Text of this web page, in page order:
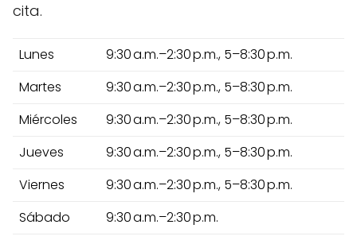
cita.
Lunes
9:30 a.m.–2:30 p.m., 5–8:30 p.m.
Martes
9:30 a.m.–2:30 p.m., 5–8:30 p.m.
Miércoles
9:30 a.m.–2:30 p.m., 5–8:30 p.m.
Jueves
9:30 a.m.–2:30 p.m., 5–8:30 p.m.
Viernes
9:30 a.m.–2:30 p.m., 5–8:30 p.m.
Sábado
9:30 a.m.–2:30 p.m.